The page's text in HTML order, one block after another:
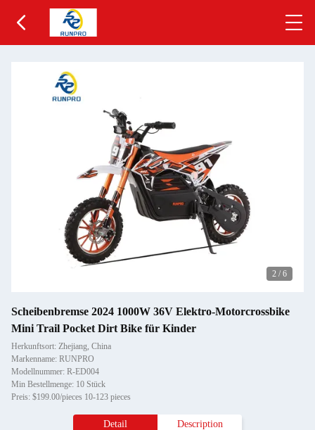
2 / 6
Scheibenbremse 2024 1000W 36V Elektro-Motorcrossbike
Mini Trail Pocket Dirt Bike für Kinder
Herkunftsort: Zhejiang, China
Markenname: RUNPRO
Modellnummer: R-ED004
Min Bestellmenge: 10 Stück
Preis: $199.00/pieces 10-123 pieces
Detail Description